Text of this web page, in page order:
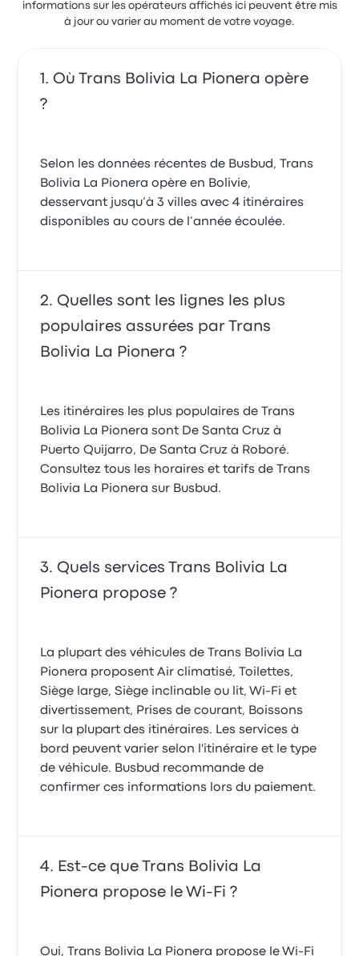
informations sur les opérateurs affichés ici peuvent être mis
à jour ou varier au moment de votre voyage.
Où Trans Bolivia La Pionera opère
?
Selon les données récentes de Busbud, Trans
Bolivia La Pionera opère en Bolivie,
desservant jusqu’à 3 villes avec 4 itinéraires
disponibles au cours de l’année écoulée.
Quelles sont les lignes les plus
populaires assurées par Trans
Bolivia La Pionera ?
Les itinéraires les plus populaires de Trans
Bolivia La Pionera sont De Santa Cruz à
Puerto Quijarro, De Santa Cruz à Roboré.
Consultez tous les horaires et tarifs de Trans
Bolivia La Pionera sur Busbud.
Quels services Trans Bolivia La
Pionera propose ?
La plupart des véhicules de Trans Bolivia La
Pionera proposent Air climatisé, Toilettes,
Siège large, Siège inclinable ou lit, Wi-Fi et
divertissement, Prises de courant, Boissons
sur la plupart des itinéraires. Les services à
bord peuvent varier selon l'itinéraire et le type
de véhicule. Busbud recommande de
confirmer ces informations lors du paiement.
Est-ce que Trans Bolivia La
Pionera propose le Wi-Fi ?
Oui, Trans Bolivia La Pionera propose le Wi-Fi